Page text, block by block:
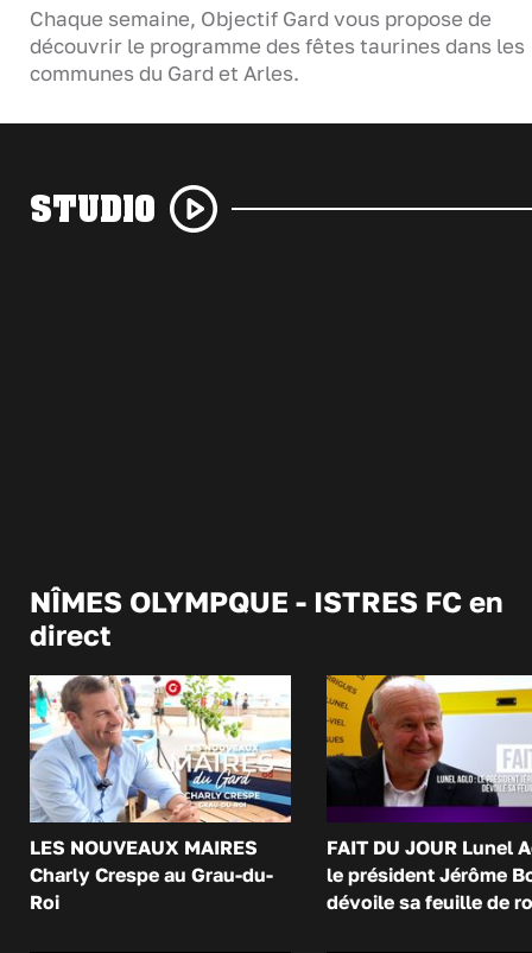
Chaque semaine, Objectif Gard vous propose de
découvrir le programme des fêtes taurines dans les
communes du Gard et Arles.
STUDIO
NÎMES OLYMPQUE - ISTRES FC en
direct
LES NOUVEAUX MAIRES
Charly Crespe au Grau-du-
Roi
FAIT DU JOUR Lunel
le président Jérôme
dévoile sa feuille de